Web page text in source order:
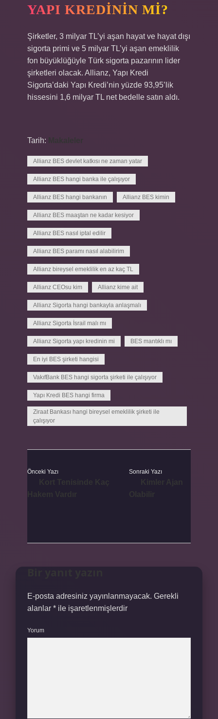
YAPI KREDININ MI?
Şirketler, 3 milyar TL’yi aşan hayat ve hayat dışı
sigorta primi ve 5 milyar TL’yi aşan emeklilik
fon büyüklüğüyle Türk sigorta pazarının lider
şirketleri olacak. Allianz, Yapı Kredi
Sigorta’daki Yapı Kredi’nin yüzde 93,95’lik
hissesini 1,6 milyar TL net bedelle satın aldı.
Tarih:
Allianz BES devlet katkısı ne zaman yatar
Allianz BES hangi banka ile çalışıyor
Allianz BES hangi bankanın Allianz BES kimin
Allianz BES maaştan ne kadar kesiyor
Allianz BES nasıl iptal edilir
Allianz BES paramı nasıl alabilirim
Allianz bireysel emeklilik en az kaç TL
Allianz CEOsu kim Allianz kime ait
Allianz Sigorta hangi bankayla anlaşmalı
Allianz Sigorta İsrail malı mı
Allianz Sigorta yapı kredinin mi BES mantıklı mı
En iyi BES şirketi hangisi
VakıfBank BES hangi sigorta şirketi ile çalışıyor
Yapı Kredi BES hangi firma
Ziraat Bankası hangi bireysel emeklilik şirketi ile
çalışıyor
Önceki Yazı Sonraki Yazı
E-posta adresiniz yayınlanmayacak. Gerekli
alanlar * ile işaretlenmişlerdir
Yorum